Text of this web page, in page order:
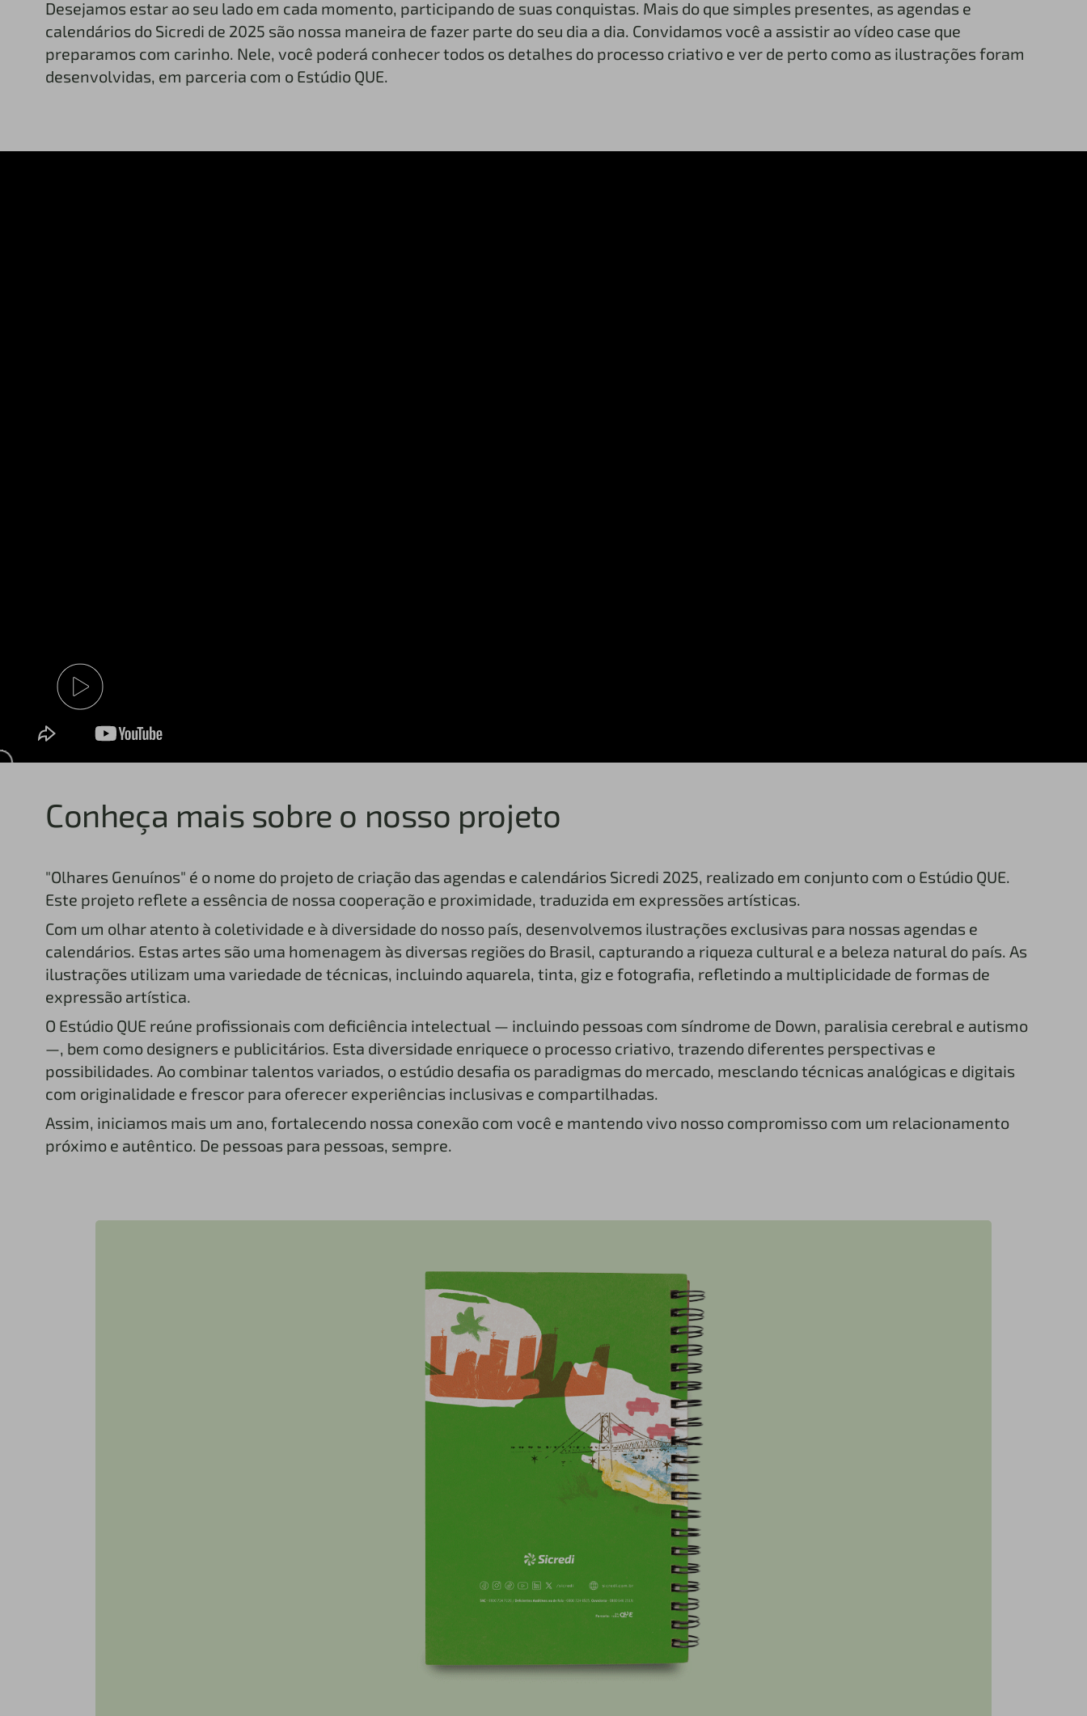
Desejamos estar ao seu lado em cada momento, participando de suas conquistas. Mais do que simples presentes, as agendas e
calendários do Sicredi de 2025 são nossa maneira de fazer parte do seu dia a dia. Convidamos você a assistir ao vídeo case que
preparamos com carinho. Nele, você poderá conhecer todos os detalhes do processo criativo e ver de perto como as ilustrações foram
desenvolvidas, em parceria com o Estúdio QUE.
Conheça mais sobre o nosso projeto
"Olhares Genuínos" é o nome do projeto de criação das agendas e calendários Sicredi 2025, realizado em conjunto com o Estúdio QUE.
Este projeto reflete a essência de nossa cooperação e proximidade, traduzida em expressões artísticas.
Com um olhar atento à coletividade e à diversidade do nosso país, desenvolvemos ilustrações exclusivas para nossas agendas e
calendários. Estas artes são uma homenagem às diversas regiões do Brasil, capturando a riqueza cultural e a beleza natural do país. As
ilustrações utilizam uma variedade de técnicas, incluindo aquarela, tinta, giz e fotografia, refletindo a multiplicidade de formas de
expressão artística.
O Estúdio QUE reúne profissionais com deficiência intelectual — incluindo pessoas com síndrome de Down, paralisia cerebral e autismo
—, bem como designers e publicitários. Esta diversidade enriquece o processo criativo, trazendo diferentes perspectivas e
possibilidades. Ao combinar talentos variados, o estúdio desafia os paradigmas do mercado, mesclando técnicas analógicas e digitais
com originalidade e frescor para oferecer experiências inclusivas e compartilhadas.
Assim, iniciamos mais um ano, fortalecendo nossa conexão com você e mantendo vivo nosso compromisso com um relacionamento
próximo e autêntico. De pessoas para pessoas, sempre.